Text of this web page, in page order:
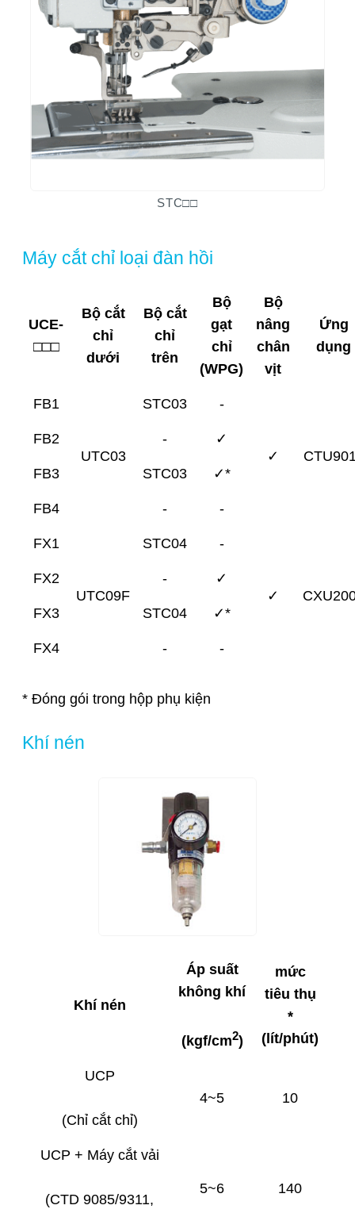
STC□□
Máy cắt chỉ loại đàn hồi
UCE-
□□□
Bộ cắt
chỉ
dưới
Bộ cắt
chỉ
trên
Bộ
gạt
chỉ
(WPG)
Bộ
nâng
chân
vịt
Ứng
dụng
FB1
UTC03
STC03 -
✓
FB2 - ✓
FB3 STC03 ✓*
FB4 - -
FX1
UTC09F
STC04 -
✓
FX2 - ✓
FX3 STC04 ✓*
FX4 - -
* Đóng gói trong hộp phụ kiện
Khí nén
Khí nén
Áp suất
không khí
(kgf/cm2)
mức
tiêu thụ
*
(lít/phút)
UCP
(Chỉ cắt chỉ)
4~5 10
UCP + Máy cắt vải
(CTD 9085/9311,
5~6 140